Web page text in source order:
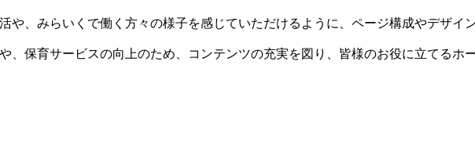
、みらいくで働く方々の様子を感じていただけるように、ページ構成やデザイ
、保育サービスの向上のため、コンテンツの充実を図り、皆様のお役に立てるホ